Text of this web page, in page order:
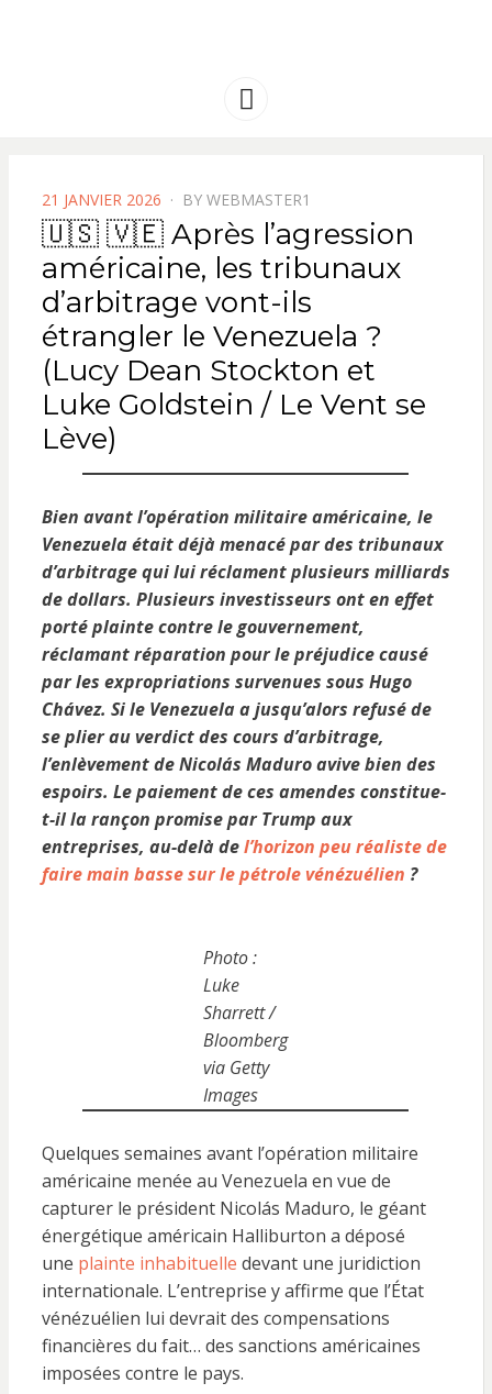
AMERIQUE
Menu
POSTED
ON
21 JANVIER 2026 BY WEBMASTER1
🇺🇸 🇻🇪 Après l’agression
américaine, les tribunaux
d’arbitrage vont-ils
étrangler le Venezuela ?
(Lucy Dean Stockton et
Luke Goldstein / Le Vent se
Lève)
Bien avant l’opération militaire américaine, le
Venezuela était déjà menacé par des tribunaux
d’arbitrage qui lui réclament plusieurs milliards
de dollars. Plusieurs investisseurs ont en effet
porté plainte contre le gouvernement,
réclamant réparation pour le préjudice causé
par les expropriations survenues sous Hugo
Chávez. Si le Venezuela a jusqu’alors refusé de
se plier au verdict des cours d’arbitrage,
l’enlèvement de Nicolás Maduro avive bien des
espoirs. Le paiement de ces amendes constitue-
t-il la rançon promise par Trump aux
entreprises, au-delà del’horizon peu réaliste de
faire main basse sur le pétrole vénézuélien ?
Photo :
Luke
Sharrett /
Bloomberg
via Getty
Images
Quelques semaines avant l’opération militaire
américaine menée au Venezuela en vue de
capturer le président Nicolás Maduro, le géant
énergétique américain Halliburton a déposé
une plainte inhabituelle devant une juridiction
internationale. L’entreprise y affirme que l’État
vénézuélien lui devrait des compensations
financières du fait… des sanctions américaines
imposées contre le pays.